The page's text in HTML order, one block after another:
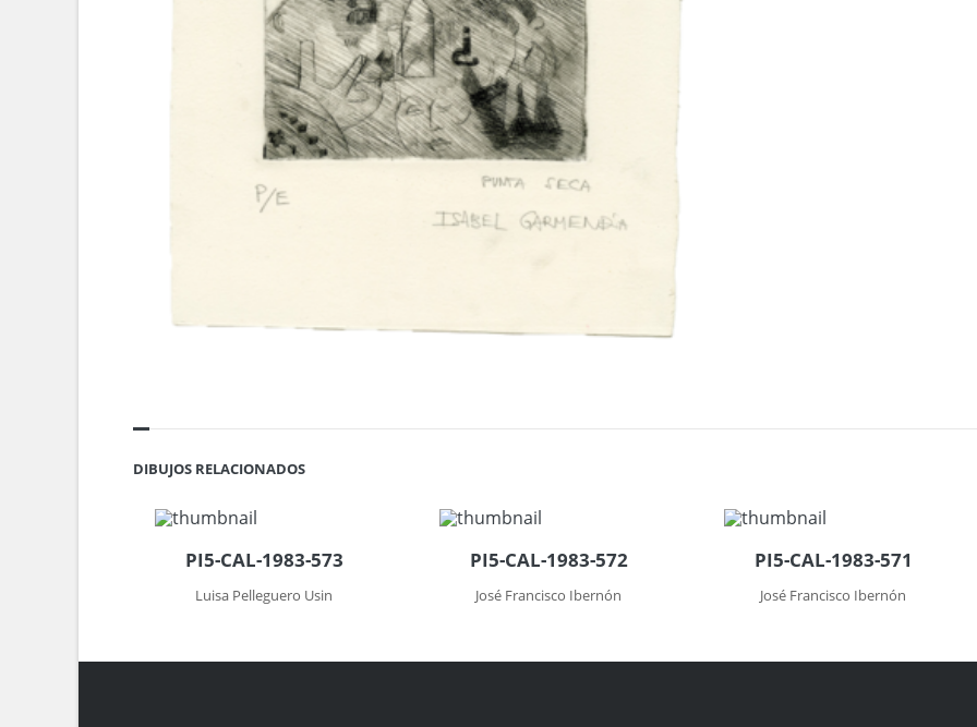
DIBUJOS RELACIONADOS
PI5-CAL-1983-573
Luisa Pelleguero Usin
PI5-CAL-1983-572
José Francisco Ibernón
PI5-CAL-1983-571
José Francisco Ibernón